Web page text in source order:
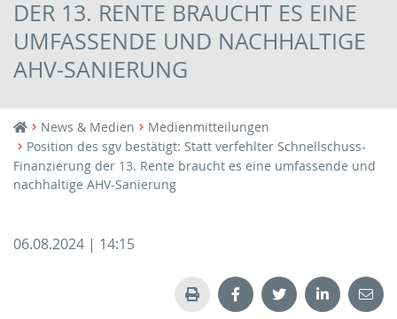
DER 13. RENTE BRAUCHT ES EINE
UMFASSENDE UND NACHHALTIGE
AHV-SANIERUNG
News & Medien
Medienmitteilungen
Position des sgv bestätigt: Statt verfehlter Schnellschuss-
Finanzierung der 13. Rente braucht es eine umfassende und
nachhaltige AHV-Sanierung
06.08.2024 | 14:15